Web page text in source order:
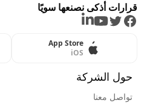
قرارات أذكى نصنعها سويًا
Facebook
Twitter
Youtube
LinkedIn
App Store
iOS
حول الشركة
تواصل معنا